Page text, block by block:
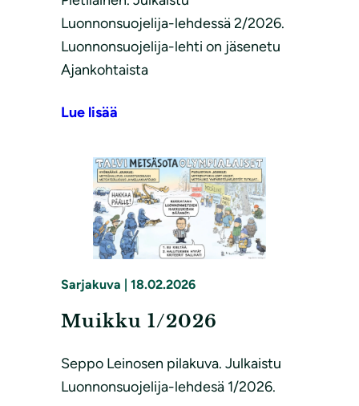
Luonnonsuojelija-lehdessä 2/2026.
Luonnonsuojelija-lehti on jäsenetu
Ajankohtaista
Lue lisää
Sarjakuva 18.02.2026
Muikku 1/2026
Seppo Leinosen pilakuva. Julkaistu
Luonnonsuojelija-lehdesä 1/2026.